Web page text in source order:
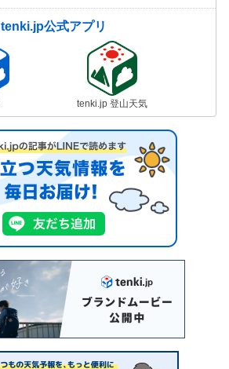
tenki.jp公式アプリ
tenki.jp 登山天気